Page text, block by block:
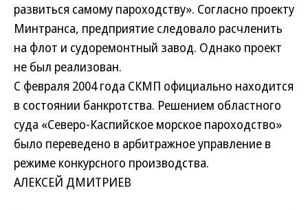
развиться самому пароходству». Согласно проекту
Минтранса, предприятие следовало расчленить
на флот и судоремонтный завод. Однако проект
не был реализован.
С февраля 2004 года СКМП официально находится
в состоянии банкротства. Решением областного
суда «Северо-Каспийское морское пароходство»
было переведено в арбитражное управление в
режиме конкурсного производства.
АЛЕКСЕЙ ДМИТРИЕВ